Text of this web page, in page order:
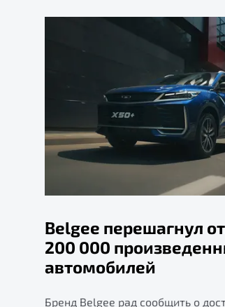
Belgee перешагнул
200 000
автомобилей
Бренд Belgee рад сообщить о